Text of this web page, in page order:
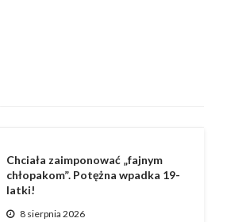
Chciała zaimponować „fajnym
chłopakom”. Potężna wpadka 19-
latki!
8 sierpnia 2026